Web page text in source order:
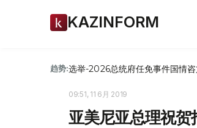
KAZINFORM
趋势:选举-2026总统府任免事件国情
09:51, 11 6月 2019
亚美尼亚总理祝